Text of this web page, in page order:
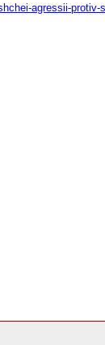
agressii-protiv-